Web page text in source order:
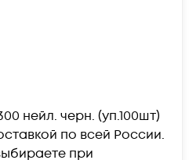
нейл. черн. (уп.100шт)
по всей России.
при